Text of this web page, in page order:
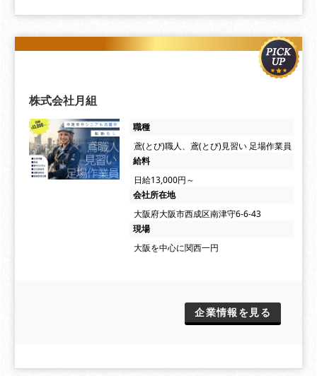
株式会社月組
職種
鳶(とび)職人、鳶(とび)見習い 足場作業員
給料
日給13,000円～
会社所在地
大阪府大阪市西成区南津守6-6-43
現場
大阪を中心に関西一円
企業情報を見る